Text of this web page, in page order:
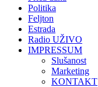
Politika
Feljton
Estrada
Radio UŽIVO
IMPRESSUM
Slušanost
Marketing
KONTAKT